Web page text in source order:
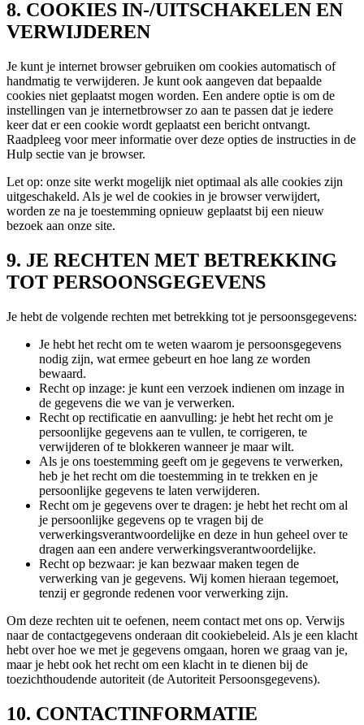
8. COOKIES IN-/UITSCHAKELEN EN
VERWIJDEREN
Je kunt je internet browser gebruiken om cookies automatisch of
handmatig te verwijderen. Je kunt ook aangeven dat bepaalde
cookies niet geplaatst mogen worden. Een andere optie is om de
instellingen van je internetbrowser zo aan te passen dat je iedere
keer dat er een cookie wordt geplaatst een bericht ontvangt.
Raadpleeg voor meer informatie over deze opties de instructies in de
Hulp sectie van je browser.
Let op: onze site werkt mogelijk niet optimaal als alle cookies zijn
uitgeschakeld. Als je wel de cookies in je browser verwijdert,
worden ze na je toestemming opnieuw geplaatst bij een nieuw
bezoek aan onze site.
9. JE RECHTEN MET BETREKKING
TOT PERSOONSGEGEVENS
Je hebt de volgende rechten met betrekking tot je persoonsgegevens:
Je hebt het recht om te weten waarom je persoonsgegevens
nodig zijn, wat ermee gebeurt en hoe lang ze worden
bewaard.
Recht op inzage: je kunt een verzoek indienen om inzage in
de gegevens die we van je verwerken.
Recht op rectificatie en aanvulling: je hebt het recht om je
persoonlijke gegevens aan te vullen, te corrigeren, te
verwijderen of te blokkeren wanneer je maar wilt.
Als je ons toestemming geeft om je gegevens te verwerken,
heb je het recht om die toestemming in te trekken en je
persoonlijke gegevens te laten verwijderen.
Recht om je gegevens over te dragen: je hebt het recht om al
je persoonlijke gegevens op te vragen bij de
verwerkingsverantwoordelijke en deze in hun geheel over te
dragen aan een andere verwerkingsverantwoordelijke.
Recht op bezwaar: je kan bezwaar maken tegen de
verwerking van je gegevens. Wij komen hieraan tegemoet,
tenzij er gegronde redenen voor verwerking zijn.
Om deze rechten uit te oefenen, neem contact met ons op. Verwijs
naar de contactgegevens onderaan dit cookiebeleid. Als je een klacht
hebt over hoe we met je gegevens omgaan, horen we graag van je,
maar je hebt ook het recht om een klacht in te dienen bij de
toezichthoudende autoriteit (de Autoriteit Persoonsgegevens).
10. CONTACTINFORMATIE